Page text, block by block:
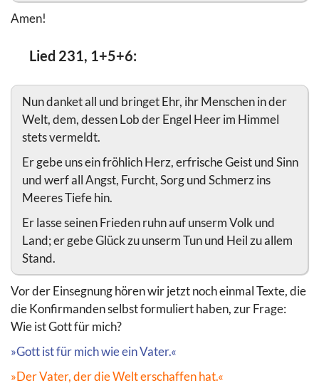
Amen!
Lied 231, 1+5+6:
Nun danket all und bringet Ehr, ihr Menschen in der
Welt, dem, dessen Lob der Engel Heer im Himmel
stets vermeldt.
Er gebe uns ein fröhlich Herz, erfrische Geist und Sinn
und werf all Angst, Furcht, Sorg und Schmerz ins
Meeres Tiefe hin.
Er lasse seinen Frieden ruhn auf unserm Volk und
Land; er gebe Glück zu unserm Tun und Heil zu allem
Stand.
Vor der Einsegnung hören wir jetzt noch einmal Texte, die
die Konfirmanden selbst formuliert haben, zur Frage:
Wie ist Gott für mich?
»Gott ist für mich wie ein Vater.«
»Der Vater, der die Welt erschaffen hat.«